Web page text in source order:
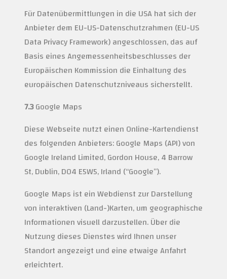
Für Datenübermittlungen in die USA hat sich der
Anbieter dem EU-US-Datenschutzrahmen (EU-US
Data Privacy Framework) angeschlossen, das auf
Basis eines Angemessenheitsbeschlusses der
Europäischen Kommission die Einhaltung des
europäischen Datenschutzniveaus sicherstellt.
7.3Google Maps
Diese Webseite nutzt einen Online-Kartendienst
des folgenden Anbieters: Google Maps (API) von
Google Ireland Limited, Gordon House, 4 Barrow
St, Dublin, D04 E5W5, Irland (“Google”).
Google Maps ist ein Webdienst zur Darstellung
von interaktiven (Land-)Karten, um geographische
Informationen visuell darzustellen. Über die
Nutzung dieses Dienstes wird Ihnen unser
Standort angezeigt und eine etwaige Anfahrt
erleichtert.